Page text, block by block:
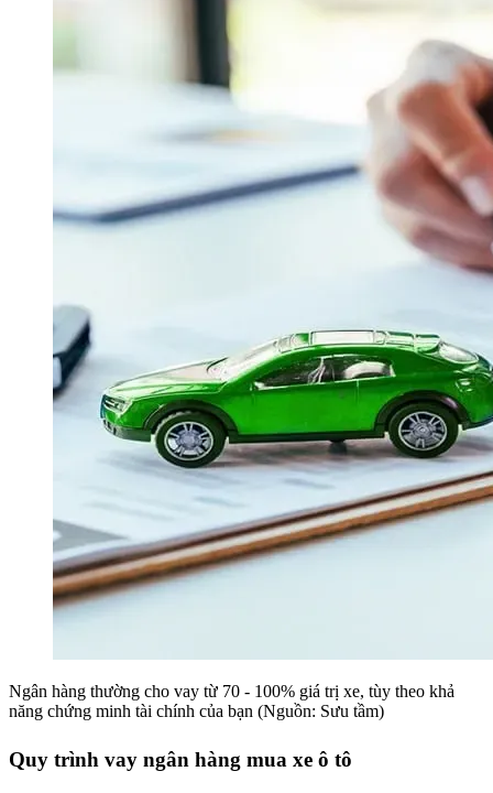
Ngân hàng thường cho vay từ 70 - 100% giá trị xe, tùy theo khả
năng chứng minh tài chính của bạn (Nguồn: Sưu tầm)
Quy trình vay ngân hàng mua xe ô tô